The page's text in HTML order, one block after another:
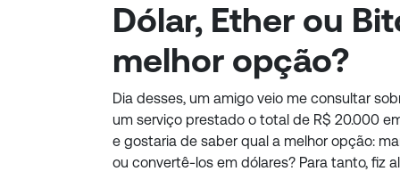
Dólar, Ether ou
melhor opção?
Dia desses, um amigo veio me consultar
um serviço prestado o total de R$ 20.000
e gostaria de saber qual a melhor opção:
ou convertê-los em dólares? Para tanto, fiz